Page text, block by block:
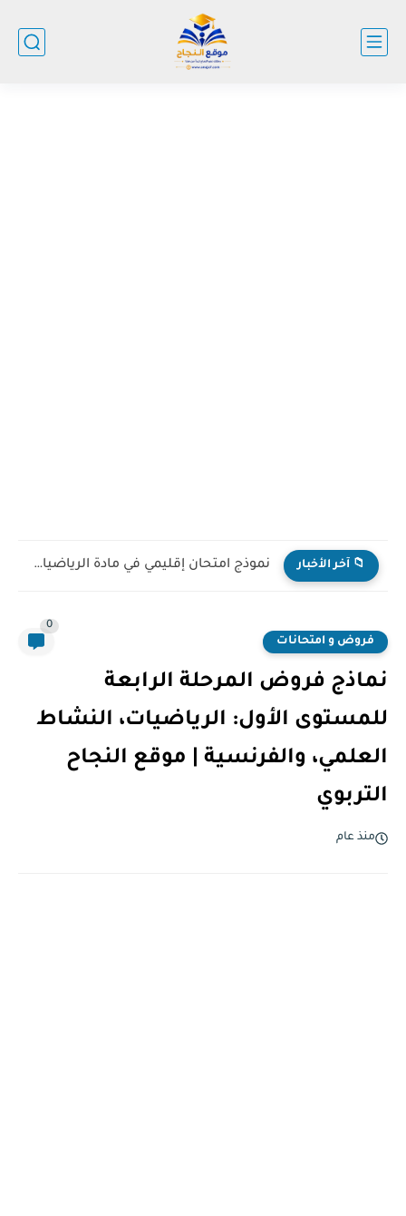
📁 آخر الأخبار نموذج امتحان إقليمي في مادة الرياضيات للمستوى السادس ابتدائي...
فروض و امتحانات
0
نماذج فروض المرحلة الرابعة
للمستوى الأول: الرياضيات، النشاط
العلمي، والفرنسية | موقع النجاح
التربوي
منذ عام